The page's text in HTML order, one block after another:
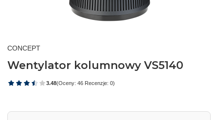
CONCEPT
Wentylator kolumnowy VS5140
3.48(Oceny: 46 Recenzje: 0)